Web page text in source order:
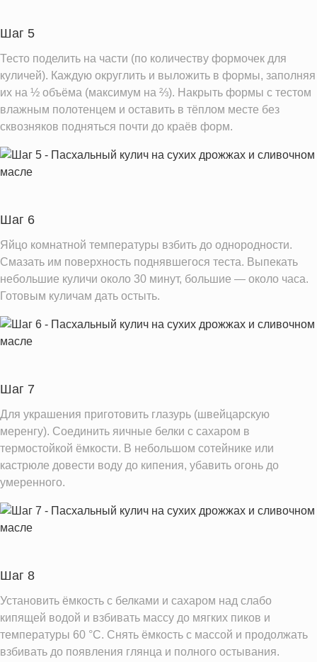
Шаг 5
Тесто поделить на части (по количеству формочек для
куличей). Каждую округлить и выложить в формы, заполняя
их на ½ объёма (максимум на ⅔). Накрыть формы с тестом
влажным полотенцем и оставить в тёплом месте без
сквозняков подняться почти до краёв форм.
Шаг 6
Яйцо комнатной температуры взбить до однородности.
Смазать им поверхность поднявшегося теста. Выпекать
небольшие куличи около 30 минут, большие — около часа.
Готовым куличам дать остыть.
Шаг 7
Для украшения приготовить глазурь (швейцарскую
меренгу). Соединить яичные белки с сахаром в
термостойкой ёмкости. В небольшом сотейнике или
кастрюле довести воду до кипения, убавить огонь до
умеренного.
Шаг 8
Установить ёмкость с белками и сахаром над слабо
кипящей водой и взбивать массу до мягких пиков и
температуры 60 °C. Снять ёмкость с массой и продолжать
взбивать до появления глянца и полного остывания.